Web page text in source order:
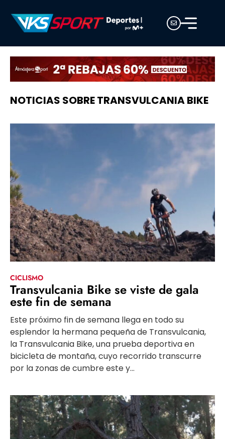
NOTICIAS SOBRE TRANSVULCANIA BIKE
CICLISMO
Transvulcania Bike se viste de gala
este fin de semana
Este próximo fin de semana llega en todo su
esplendor la hermana pequeña de Transvulcania,
la Transvulcania Bike, una prueba deportiva en
bicicleta de montaña, cuyo recorrido transcurre
por la zonas de cumbre este y...